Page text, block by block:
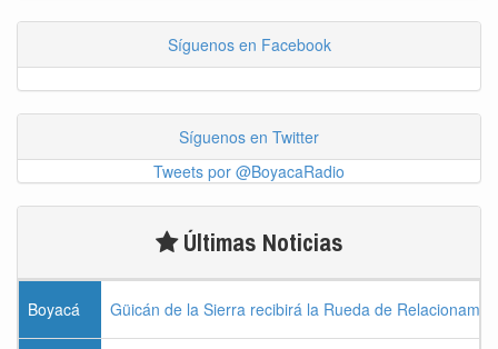
Síguenos en Facebook
Síguenos en Twitter
Tweets por @BoyacaRadio
Últimas Noticias
Boyacá Güicán de la Sierra recibirá la Rueda de